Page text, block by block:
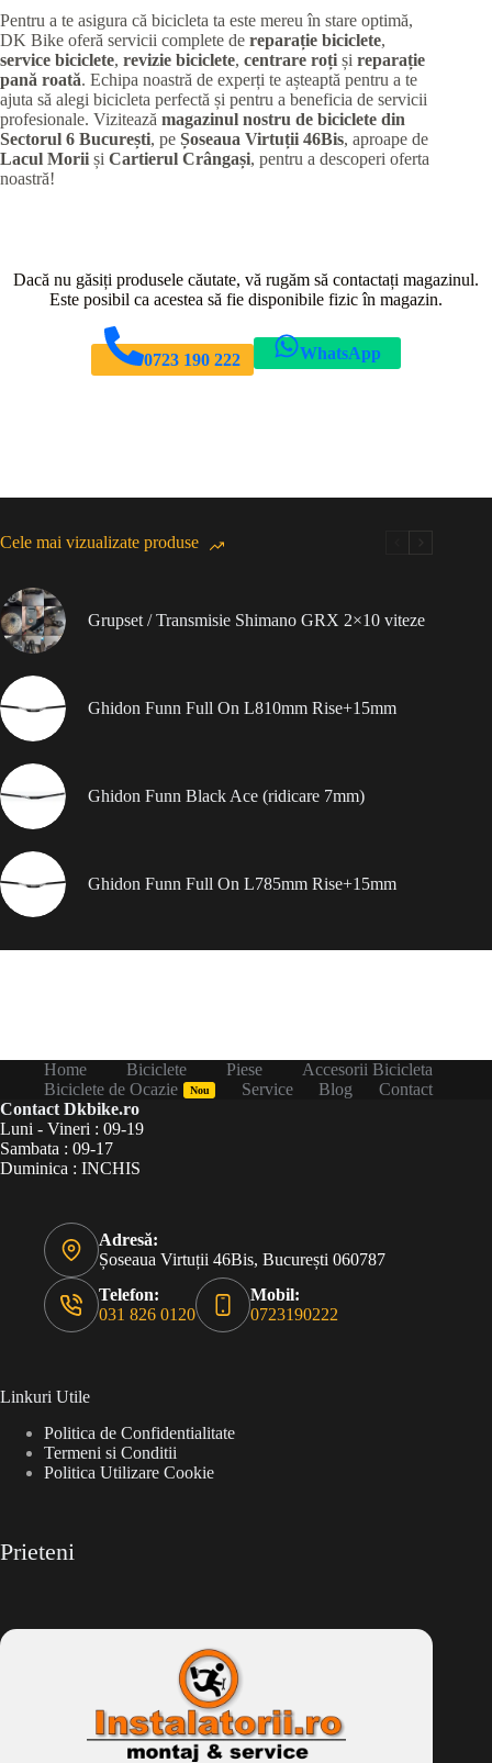
Pentru a te asigura că bicicleta ta este mereu în stare optimă,
DK Bike oferă servicii complete de reparație biciclete,
service biciclete, revizie biciclete, centrare roți și reparație
pană roată. Echipa noastră de experți te așteaptă pentru a te
ajuta să alegi bicicleta perfectă și pentru a beneficia de servicii
profesionale. Vizitează magazinul nostru de biciclete din
Sectorul 6 București, pe Șoseaua Virtuții 46Bis, aproape de
Lacul Morii și Cartierul Crângași, pentru a descoperi oferta
noastră!
Dacă nu găsiți produsele căutate, vă rugăm să contactați magazinul.
Este posibil ca acestea să fie disponibile fizic în magazin.
0723 190 222 WhatsApp
Cele mai vizualizate produse
Grupset / Transmisie Shimano GRX 2×10 viteze
Ghidon Funn Full On L810mm Rise+15mm
Ghidon Funn Black Ace (ridicare 7mm)
Ghidon Funn Full On L785mm Rise+15mm
Home Biciclete Piese
Accesorii Bicicleta
Biciclete de Ocazie
Nou Service Blog
Contact
Contact Dkbike.ro
Luni - Vineri : 09-19
Sambata : 09-17
Duminica : INCHIS
Adresă:
Șoseaua Virtuții 46Bis, București 060787
Telefon:
031 826 0120
Mobil:
0723190222
Linkuri Utile
Politica de Confidentialitate
Termeni si Conditii
Politica Utilizare Cookie
Prieteni